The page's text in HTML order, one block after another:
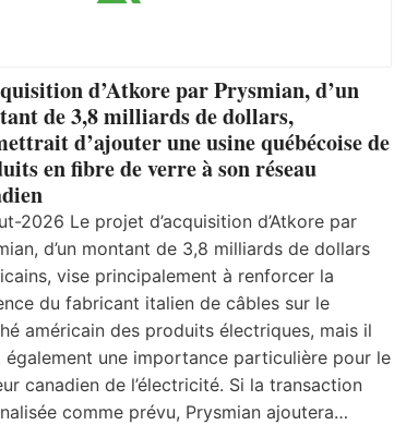
d’Atkore par Prysmian, d’un
de 3,8 milliards de dollars,
d’ajouter une usine québécoise de
en fibre de verre à son réseau
2026 Le projet d’acquisition d’Atkore par
d’un montant de 3,8 milliards de dollars
vise principalement à renforcer la
du fabricant italien de câbles sur le
américain des produits électriques, mais il
également une importance particulière pour le
canadien de l’électricité. Si la transaction
comme prévu, Prysmian ajoutera…